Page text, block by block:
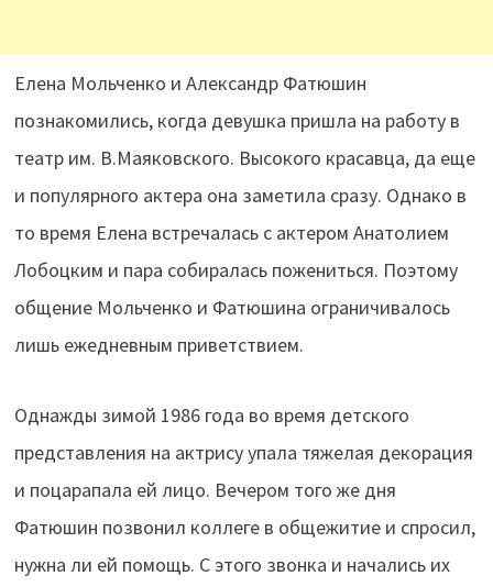
Елена Мольченко и Александр Фатюшин
познакомились, когда девушка пришла на работу в
театр им. В.Маяковского. Высокого красавца, да еще
и популярного актера она заметила сразу. Однако в
то время Елена встречалась с актером Анатолием
Лобоцким и пара собиралась пожениться. Поэтому
общение Мольченко и Фатюшина ограничивалось
лишь ежедневным приветствием.
Однажды зимой 1986 года во время детского
представления на актрису упала тяжелая декорация
и поцарапала ей лицо. Вечером того же дня
Фатюшин позвонил коллеге в общежитие и спросил,
нужна ли ей помощь. С этого звонка и начались их